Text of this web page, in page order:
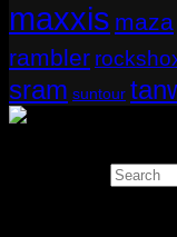
maxxis maza
rambler
sram suntour